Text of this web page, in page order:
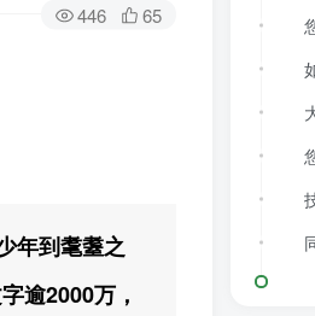
446 65
年到耄耋之
逾2000万，